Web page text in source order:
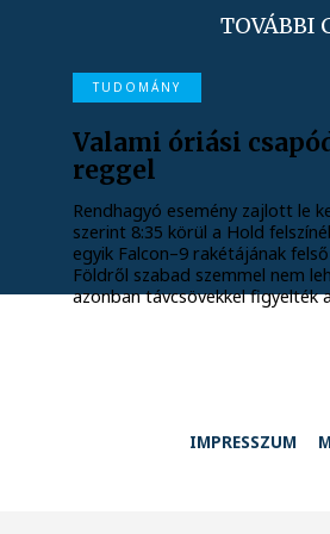
TOVÁBBI
TUDOMÁNY
Valami óriási
reggel
Rendhagyó esemény zajlott le
szerint 8:35 körül a Hold
egyik Falcon–9 rakétájának
Földről szabad szemmel nem
azonban távcsövekkel figyelték
IMPRESSZUM